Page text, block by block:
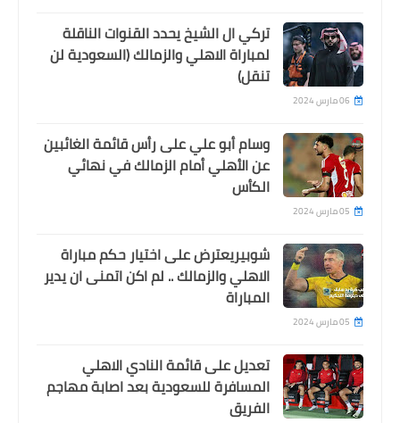
تركي ال الشيخ يحدد القنوات الناقلة
لمباراة الاهلي والزمالك (السعودية لن
تنقل)
06 مارس 2024
وسام أبو علي على رأس قائمة الغائبين
عن الأهلي أمام الزمالك في نهائي
الكأس
05 مارس 2024
شوبيريعترض على اختيار حكم مباراة
الاهلي والزمالك .. لم اكن اتمنى ان يدير
المباراة
05 مارس 2024
تعديل على قائمة النادي الاهلي
المسافرة للسعودية بعد اصابة مهاجم
الفريق